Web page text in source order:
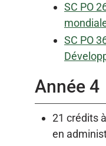
SC PO
SC PO
Année 4
21 crédits
en